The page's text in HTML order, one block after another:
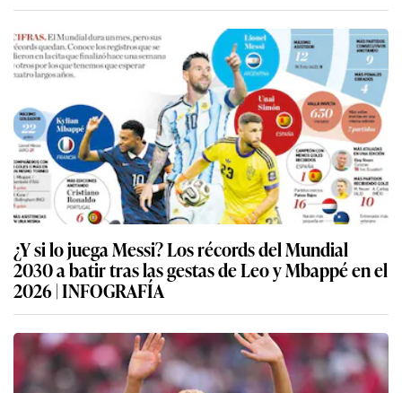
¿Y si lo juega Messi? Los récords del Mundial
2030 a batir tras las gestas de Leo y Mbappé en el
2026 | INFOGRAFÍA